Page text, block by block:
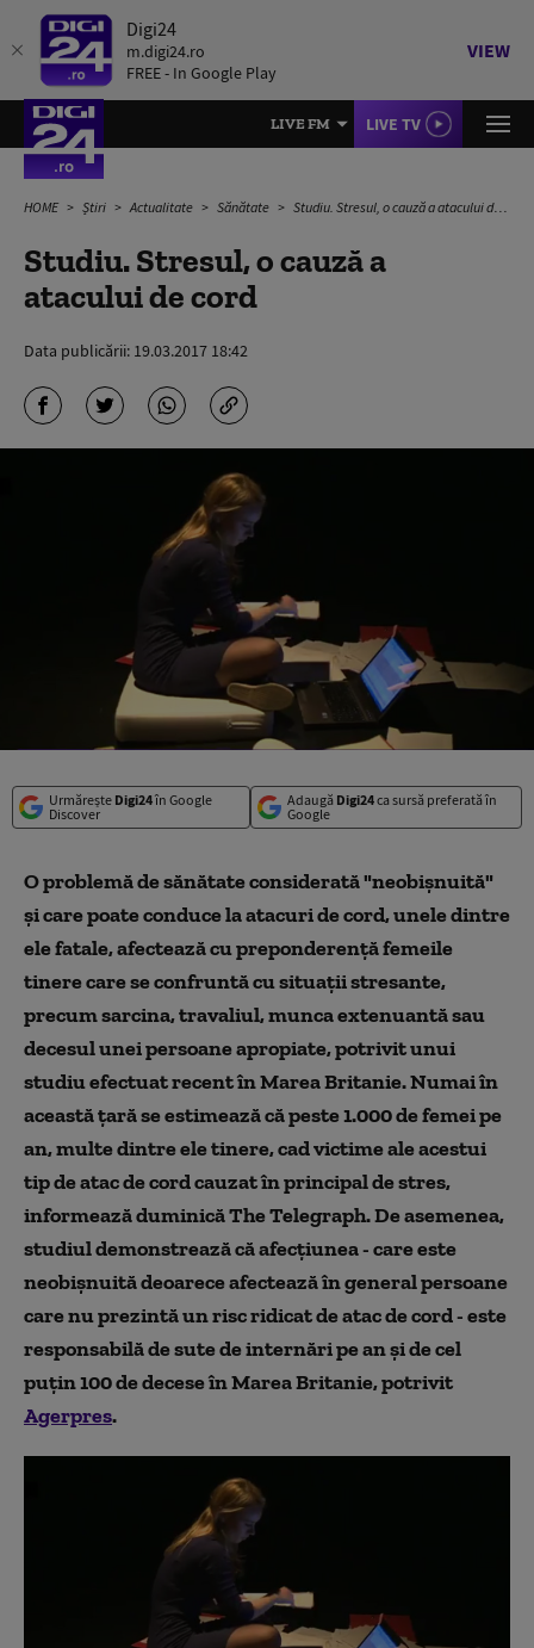
Digi24
m.digi24.ro
FREE - In Google Play
VIEW
LIVE FM LIVE TV
HOME Știri Actualitate Sănătate Studiu. Stresul, o cauză a atacului de cord
Studiu. Stresul, o cauză a
atacului de cord
Data publicării: 19.03.2017 18:42
Urmărește Digi24în Google
Discover
Adaugă Digi24ca sursă preferată în
Google
O problemă de sănătate considerată "neobișnuită"
și care poate conduce la atacuri de cord, unele dintre
ele fatale, afectează cu preponderență femeile
tinere care se confruntă cu situații stresante,
precum sarcina, travaliul, munca extenuantă sau
decesul unei persoane apropiate, potrivit unui
studiu efectuat recent în Marea Britanie. Numai în
această țară se estimează că peste 1.000 de femei pe
an, multe dintre ele tinere, cad victime ale acestui
tip de atac de cord cauzat în principal de stres,
informează duminică The Telegraph. De asemenea,
studiul demonstrează că afecțiunea - care este
neobișnuită deoarece afectează în general persoane
care nu prezintă un risc ridicat de atac de cord - este
responsabilă de sute de internări pe an și de cel
puțin 100 de decese în Marea Britanie, potrivit
Agerpres.